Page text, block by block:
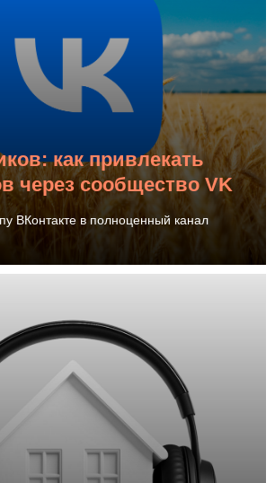
как привлекать
через сообщество VK
ВКонтакте в полноценный канал